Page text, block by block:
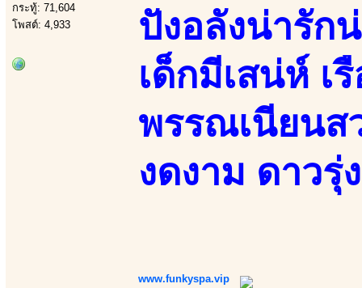
กระทู้: 71,604
โพสต์: 4,933
ปังอลังน่ารัก
เด็กมีเสน่ห์ เ
พรรณเนียนส
งดงาม ดาวรุ่
www.funkyspa.vip